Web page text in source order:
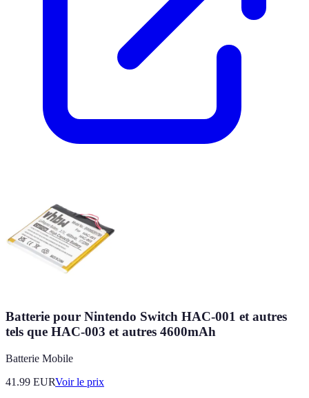
Batterie pour Nintendo Switch HAC-001 et autres
tels que HAC-003 et autres 4600mAh
Batterie Mobile
41.99 EURVoir le prix